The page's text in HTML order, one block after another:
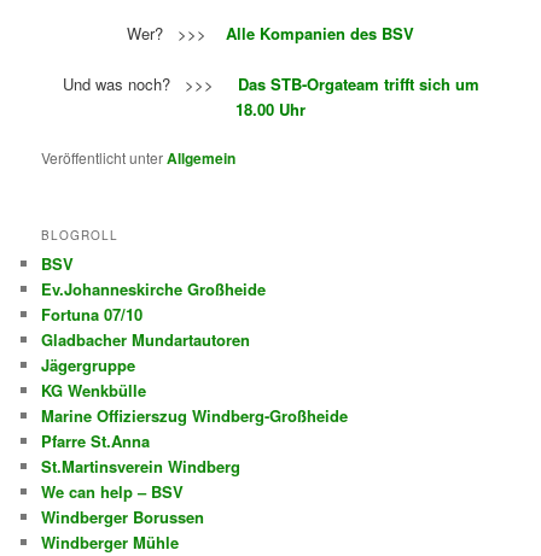
Wer? >>> Alle Kompanien des BSV
Und was noch? >>> Das STB-Orgateam trifft sich um
18.00 Uhr
Veröffentlicht unterAllgemein
BLOGROLL
BSV
Ev.Johanneskirche Großheide
Fortuna 07/10
Gladbacher Mundartautoren
Jägergruppe
KG Wenkbülle
Marine Offizierszug Windberg-Großheide
Pfarre St.Anna
St.Martinsverein Windberg
We can help – BSV
Windberger Borussen
Windberger Mühle